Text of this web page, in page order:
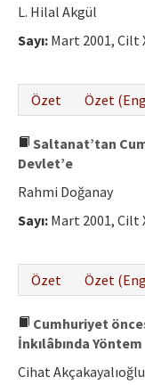
L. Hilal Akgül
Sayı: Mart 2001, Cilt
Özet
Özet
Saltanat’tan
Devlet’e
Rahmi Doğanay
Sayı: Mart 2001, Cilt
Özet
Özet
Cumhuriyet
İnkılâbında Yöntem
Cihat Akçakayalıoğlu